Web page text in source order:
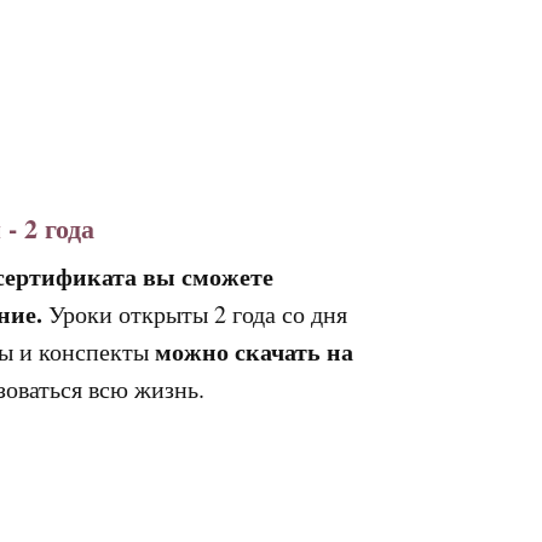
2 года
вы сможете
Уроки открыты 2 года со дня
и конспектыможно скачать на
всю жизнь.
у лучших кондитеров
знания студентам.
мастер-классы и
Умею передавать знания
у топовых шефов России и
у лучших
Европы. Передаю